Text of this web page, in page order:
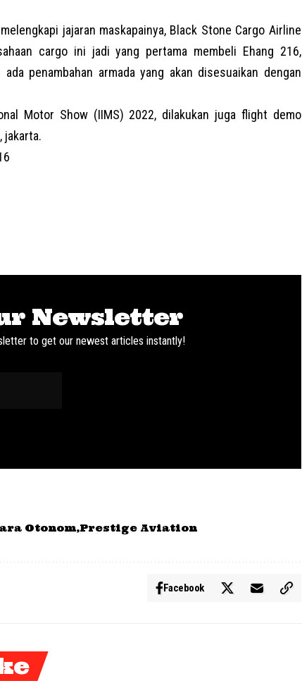
jajaran maskapainya, Black Stone Cargo Airline
cargo ini jadi yang pertama membeli Ehang 216,
penambahan armada yang akan disesuaikan dengan
Motor Show (IIMS) 2022, dilakukan juga flight demo
jakarta.
Newsletter
to get our newest articles instantly!
Otonom Prestige Aviation
Facebook